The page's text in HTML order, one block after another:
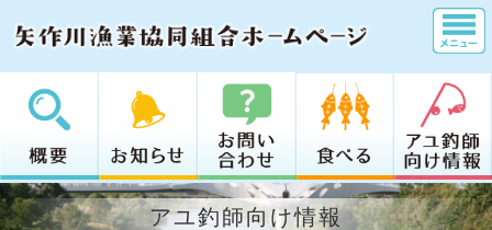
アユ釣師向け情報